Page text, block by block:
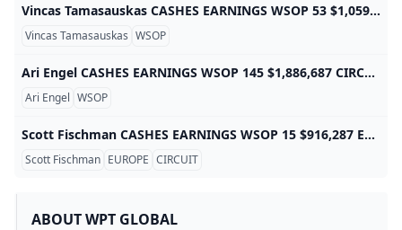
Vincas Tamasauskas CASHES EARNINGS WSOP 53 $1,059,738 EUROPE 1 $1,484 CIRCUIT 3 $21,726 INT’L CIRCUIT 1 $12,446
Vincas Tamasauskas WSOP
Ari Engel CASHES EARNINGS WSOP 145 $1,886,687 CIRCUIT 217 $1,114,551
Ari Engel WSOP
Scott Fischman CASHES EARNINGS WSOP 15 $916,287 EUROPE 1 $306,071 CIRCUIT 3 $51,627
Scott Fischman EUROPE CIRCUIT
ABOUT WPT GLOBAL